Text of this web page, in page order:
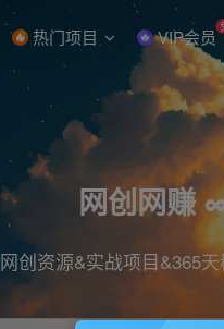
热门项目 VIP会员
网创网赚
网创资源&实战项目&365